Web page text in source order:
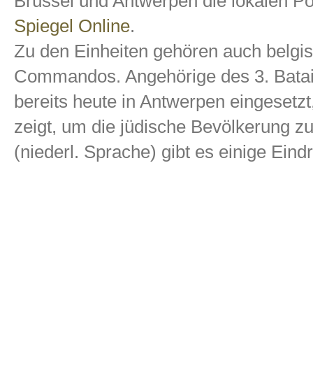
Spiegel Online.
Zu den Einheiten gehören auch
Commandos. Angehörige des 3.
bereits heute in Antwerpen
zeigt, um die jüdische Bevölkerung
(niederl. Sprache) gibt es einige